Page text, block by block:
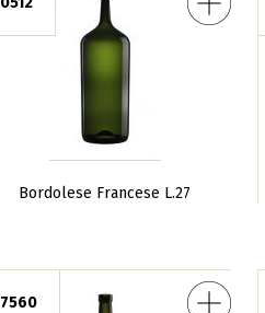
Bordolese Francese L.27
7560
Bordolese